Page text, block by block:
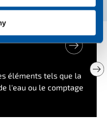
éléments tels que la
l'eau ou le comptage